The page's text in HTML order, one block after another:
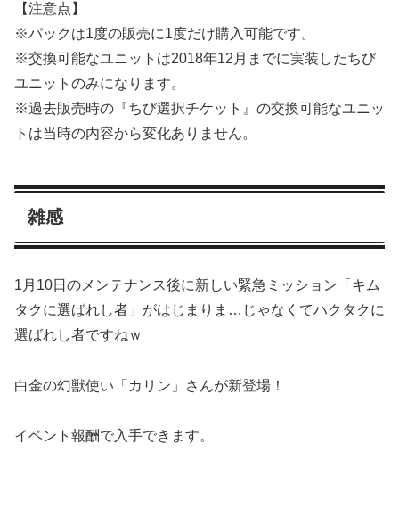
【注意点】
※パックは1度の販売に1度だけ購入可能です。
※交換可能なユニットは2018年12月までに実装したちび
ユニットのみになります。
※過去販売時の『ちび選択チケット』の交換可能なユニッ
トは当時の内容から変化ありません。
雑感
1月10日のメンテナンス後に新しい緊急ミッション「キム
タクに選ばれし者」がはじまりま…じゃなくてハクタクに
選ばれし者ですねｗ
白金の幻獣使い「カリン」さんが新登場！
イベント報酬で入手できます。